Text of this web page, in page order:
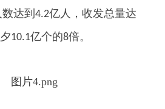
达到 4.2亿人，收发总量达
10.1亿个的8倍。